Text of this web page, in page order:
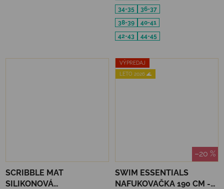
34-35
36-37
38-39
40-41
42-43
44-45
SCRIBBLE MAT
SILIKONOVÁ
VÝPREDAJ
LETO 2026 🌊
–20 %
SWIM ESSENTIALS
NAFUKOVAČKA 190 CM -